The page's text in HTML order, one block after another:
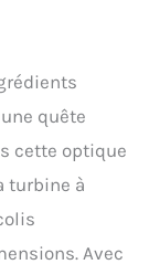
ses 3
vous
quête
cette optique
turbine à
Avec